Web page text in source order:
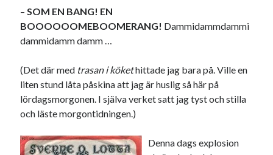
Sök
Kategorier
Kategorier
–SOM EN BANG! EN
BOOOOOOMEBOOMERANG! Dammidammdammi
dammidamm damm …
(Det där med trasan i kökethittade jag bara på. Ville en
liten stund låta påskina att jag är huslig så här på
lördagsmorgonen. I själva verket satt jag tyst och stilla
och läste morgontidningen.)
Denna dags explosion